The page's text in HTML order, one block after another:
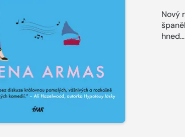
Nový
hned...